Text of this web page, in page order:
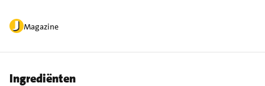
Magazine
Ingrediënten